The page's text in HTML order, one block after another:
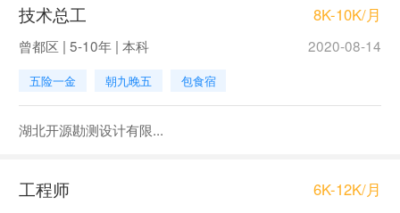
技术总工 8K-10K/月
曾都区 | 5-10年 | 本科 2020-08-14
五险一金 朝九晚五 包食宿
湖北开源勘测设计有限...
工程师 6K-12K/月